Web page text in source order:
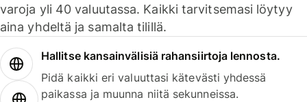
varoja yli 40 valuutassa. Kaikki tarvitsemasi löytyy
aina yhdeltä ja samalta tilillä.
Hallitse kansainvälisiä rahansiirtoja lennosta.
Pidä kaikki eri valuuttasi kätevästi yhdessä
paikassa ja muunna niitä sekunneissa.